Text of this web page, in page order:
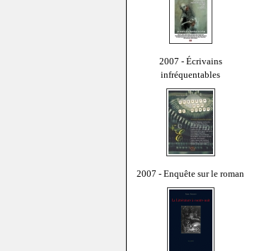
2007 - Écrivains
infréquentables
2007 - Enquête sur le roman